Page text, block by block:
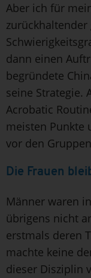
Aber ich für
dann einen
begründete
seine Strategie.
Acrobatic
meisten Punkte
vor den
Die Frauen
Männer waren
übrigens nicht
erstmals deren
machte keine
dieser Disziplin